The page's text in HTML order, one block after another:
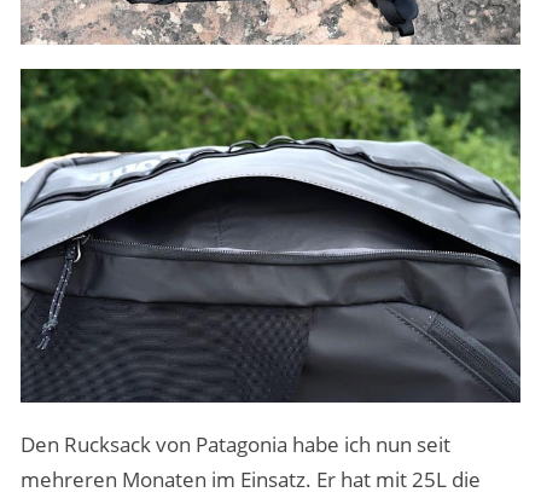
Den Rucksack von Patagonia habe ich nun seit
mehreren Monaten im Einsatz. Er hat mit 25L die